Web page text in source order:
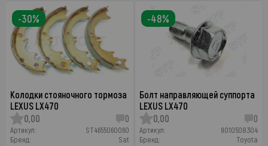
Колодки стояночного тормоза
LEXUS LX470
0,00
0
Артикул:
ST4655060060
Бренд:
Sat
-30%
Болт направляющей суппорта
LEXUS LX470
0,00
0
Артикул:
9010508304
Бренд:
Toyota
-48%